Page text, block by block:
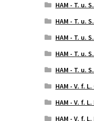
HAM - T. u.
HAM - T. u.
HAM - T. u.
HAM - T. u.
HAM - T. u.
HAM - V. f.
HAM - V. f.
HAM - V. f.